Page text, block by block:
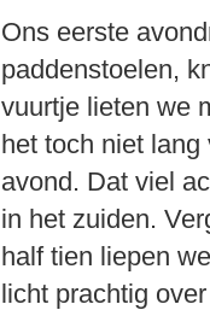
Ons eerste
paddenstoelen,
vuurtje lieten we
het toch niet
avond. Dat viel
in het zuiden.
half tien liepen
licht prachtig